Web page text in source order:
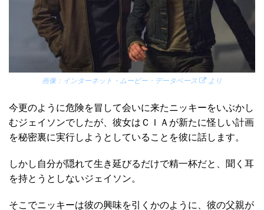
画像： インターネット・ムービー・データベース より
今更のように危険を冒して会いに来たニッキーをいぶかし
むジェイソンでしたが、彼女はＣＩＡが新たに怪しい計画
を秘密裏に実行しようとしていることを彼に話します。
しかし自分が隠れて生き延びるだけで精一杯だと、聞く耳
を持とうとしないジェイソン。
そこでニッキーは彼の興味を引くかのように、彼の父親が